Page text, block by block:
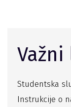
Studentska
Instrukcije o